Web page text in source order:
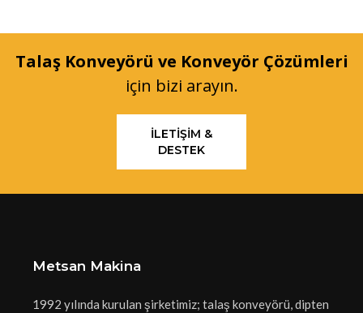
Talaş Konveyörü ve Konveyör Çözümleri
için bizi arayın.
İLETIŞIM &
DESTEK
Metsan Makina
1992 yılında kurulan şirketimiz; talaş konveyörü, dipten